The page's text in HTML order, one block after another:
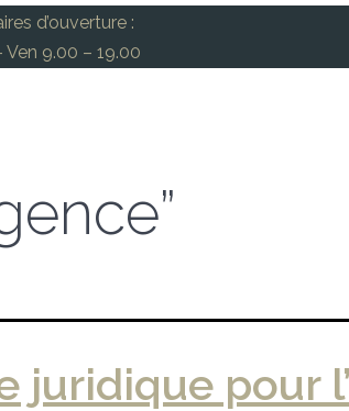
d’ouverture :
Ven 9.00 – 19.00
juridique pour